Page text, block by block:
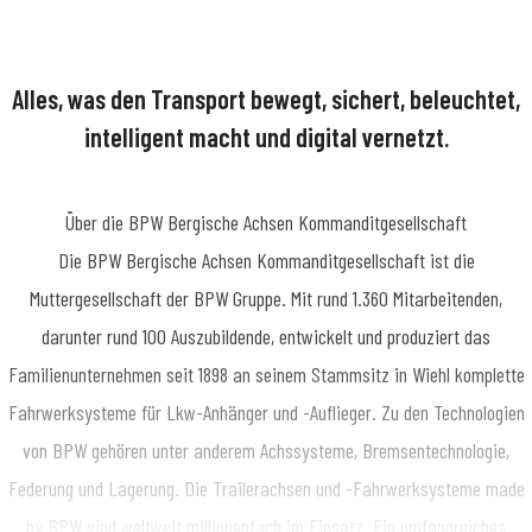
Alles, was den Transport bewegt, sichert, beleuchtet,
intelligent macht und digital vernetzt.
Über die BPW Bergische Achsen Kommanditgesellschaft
​Die BPW Bergische Achsen Kommanditgesellschaft ist die
Muttergesellschaft der BPW Gruppe. Mit rund 1.360 Mitarbeitenden,
darunter rund 100 Auszubildende, entwickelt und produziert das
Familienunternehmen seit 1898 an seinem Stammsitz in Wiehl komplette
Fahrwerksysteme für Lkw-Anhänger und -Auflieger. Zu den Technologien
von BPW gehören unter anderem Achssysteme, Bremsentechnologie,
Federung und Lagerung. Die Trailerachsen und -Fahrwerksysteme made
by BPW sind weltweit millionenfach im Einsatz. Ein umfangreiches